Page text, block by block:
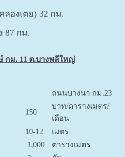
ลองเตย) 32 กม.
87 กม.
กม. 11 ต.บางพลีใหญ่
ถนนบางนา กม.23
150
บาท/ตารางเมตร/
เดือน
10-12
เมตร
1,000
ตารางเมตร